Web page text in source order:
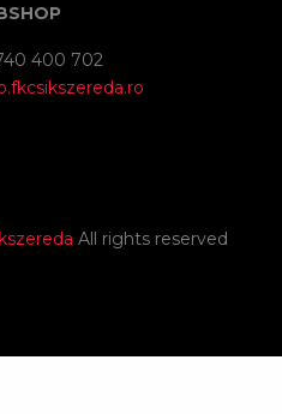
400 702
All rights reserved